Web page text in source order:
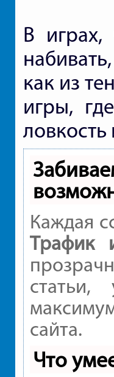
В играх,
как из
игры,
Каждая
Трафик
сайта.
Что